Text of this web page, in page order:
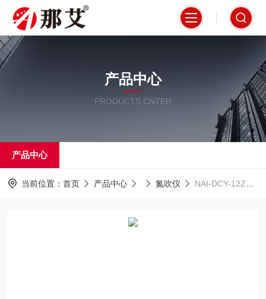
产品中心
PRODUCTS CNTER
产品中心
当前位置： 首页 产品中心 氮吹仪 NAI-DCY-12ZG安徽全自动干式氮吹仪,干式多孔氮气吹扫仪